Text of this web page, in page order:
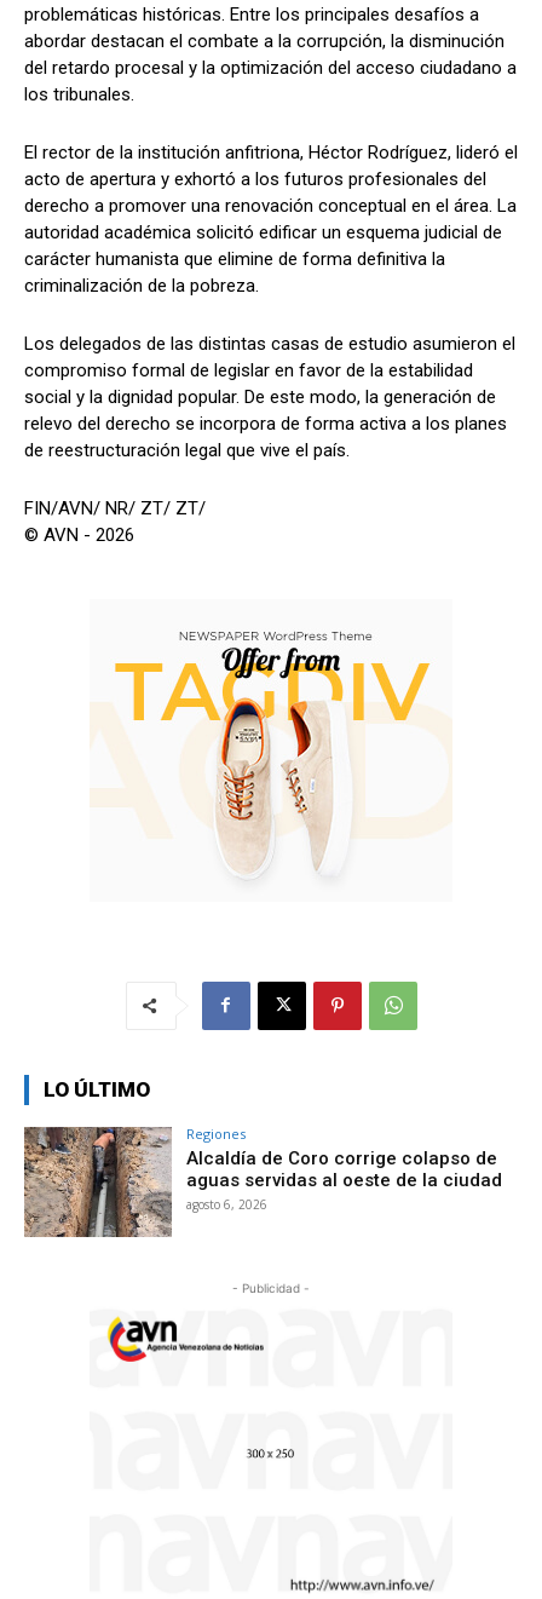
problemáticas históricas. Entre los principales desafíos a
abordar destacan el combate a la corrupción, la disminución
del retardo procesal y la optimización del acceso ciudadano a
los tribunales.
El rector de la institución anfitriona, Héctor Rodríguez, lideró el
acto de apertura y exhortó a los futuros profesionales del
derecho a promover una renovación conceptual en el área. La
autoridad académica solicitó edificar un esquema judicial de
carácter humanista que elimine de forma definitiva la
criminalización de la pobreza.
Los delegados de las distintas casas de estudio asumieron el
compromiso formal de legislar en favor de la estabilidad
social y la dignidad popular. De este modo, la generación de
relevo del derecho se incorpora de forma activa a los planes
de reestructuración legal que vive el país.
FIN/AVN/ NR/ ZT/ ZT/
© AVN - 2026
LO ÚLTIMO
Regiones
Alcaldía de Coro corrige colapso de
aguas servidas al oeste de la ciudad
agosto 6, 2026
- Publicidad -